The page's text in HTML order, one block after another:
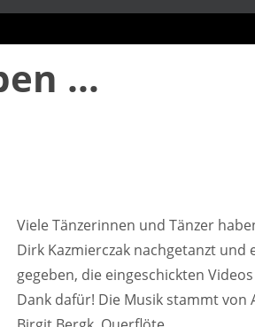
…
Viele Tänzerinnen und Tänzer
Dirk Kazmierczak nachgetanzt und
gegeben, die eingeschickten
Dank dafür! Die Musik stammt von